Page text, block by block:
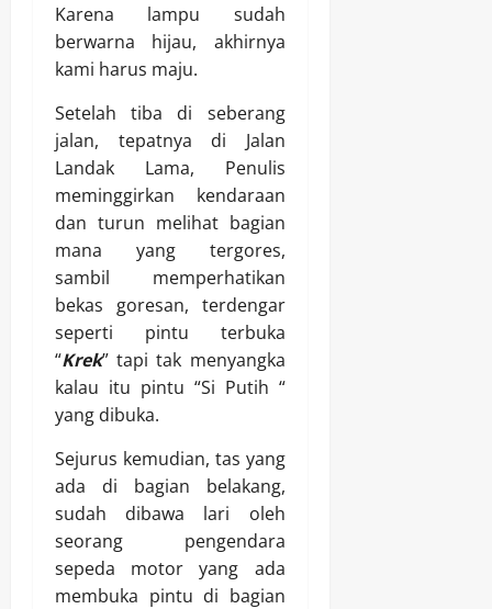
Karena lampu sudah
berwarna hijau, akhirnya
kami harus maju.
Setelah tiba di seberang
jalan, tepatnya di Jalan
Landak Lama, Penulis
meminggirkan kendaraan
dan turun melihat bagian
mana yang tergores,
sambil memperhatikan
bekas goresan, terdengar
seperti pintu terbuka
“Krek” tapi tak menyangka
kalau itu pintu “Si Putih “
yang dibuka.
Sejurus kemudian, tas yang
ada di bagian belakang,
sudah dibawa lari oleh
seorang pengendara
sepeda motor yang ada
membuka pintu di bagian